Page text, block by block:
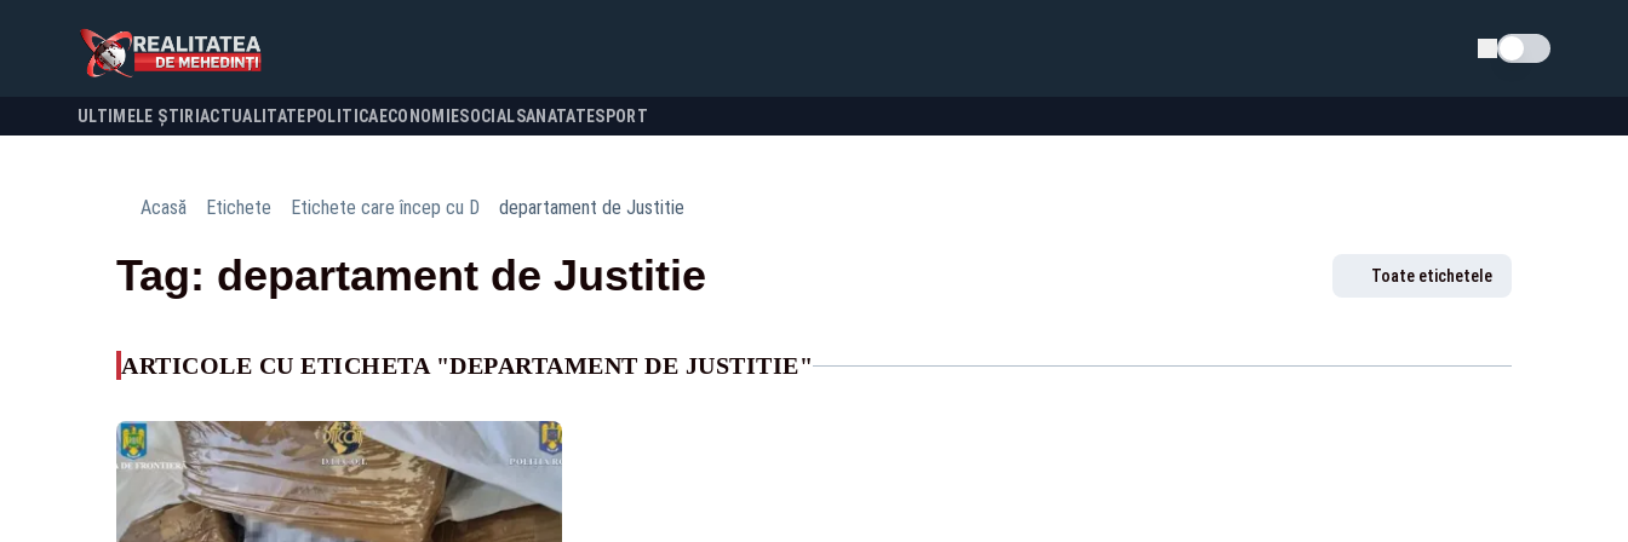
Schimba tema
ULTIMELE ȘTIRI ACTUALITATE POLITICA ECONOMIESOCIALSANATATESPORT
Acasă Etichete Etichete care încep cu D departament de Justitie
Tag: departament de Justitie Toate etichetele
ARTICOLE CU ETICHETA "DEPARTAMENT DE JUSTITIE"